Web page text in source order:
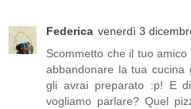
Federica venerdì 3
Scommetto che il tuo
abbandonare la tua cucina
gli avrai preparato :p! E
vogliamo parlare? Quel